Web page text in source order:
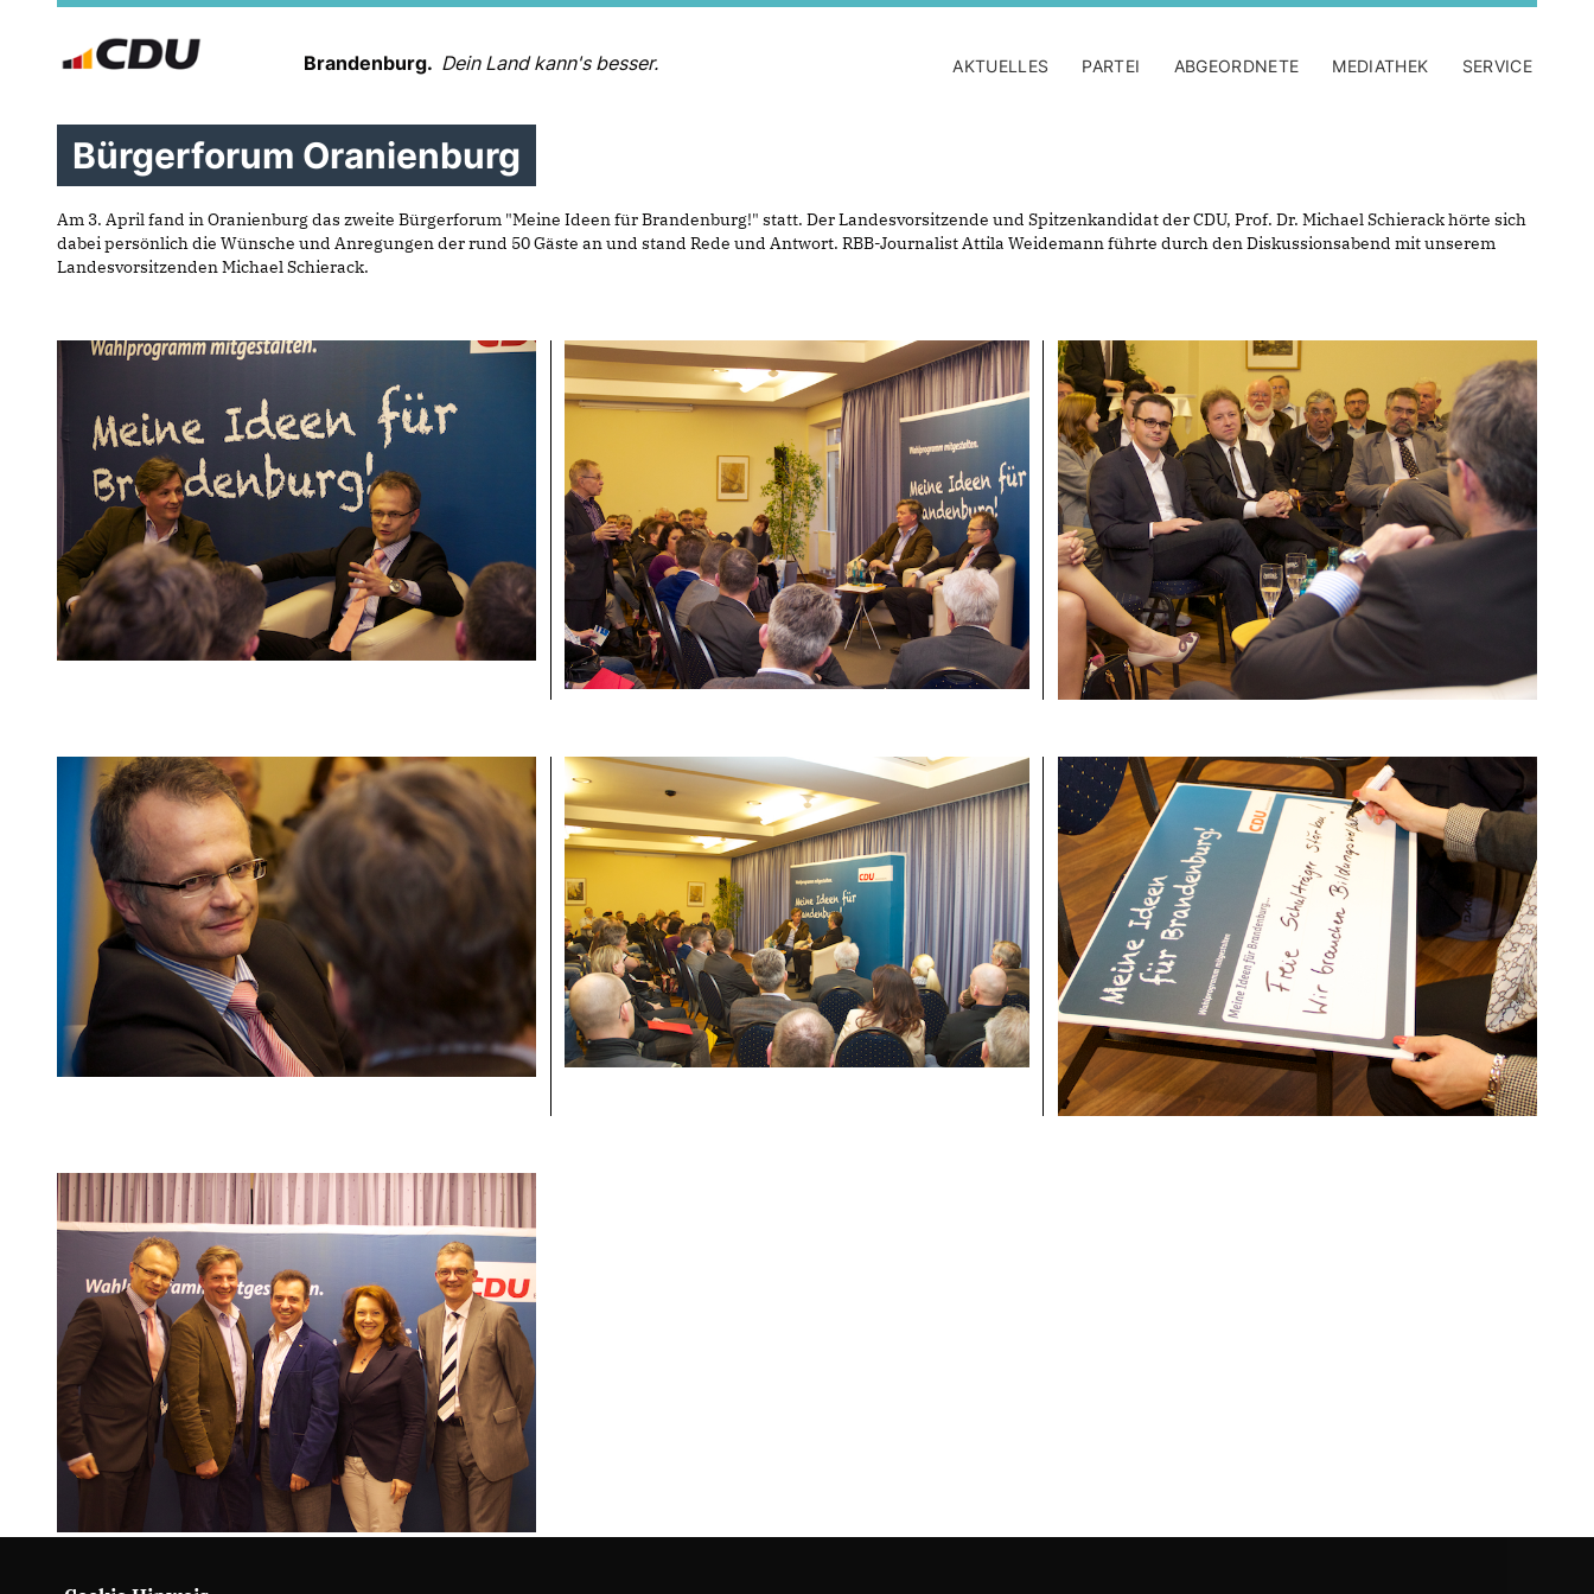
Brandenburg. Dein Land kann's besser. AKTUELLES PARTEI ABGEORDNETE MEDIATHEK SERVICE
Bürgerforum Oranienburg
Am 3. April fand in Oranienburg das zweite Bürgerforum "Meine Ideen für Brandenburg!" statt. Der Landesvorsitzende und Spitzenkandidat der CDU, Prof. Dr. Michael Schierack hörte sich
dabei persönlich die Wünsche und Anregungen der rund 50 Gäste an und stand Rede und Antwort. RBB-Journalist Attila Weidemann führte durch den Diskussionsabend mit unserem
Landesvorsitzenden Michael Schierack.